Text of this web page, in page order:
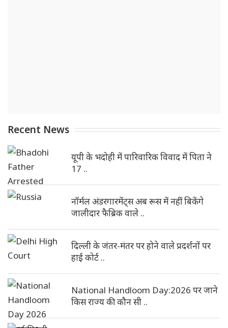
Recent News
यूपी के भदोही में पारिवारिक विवाद में पिता ने
17 ..
नॉर्मल अंडरगारमेंट्स अब रूस में नहीं बिकेंगे
जालीदार फैब्रिक वाले ..
दिल्ली के जंतर-मंतर पर होने वाले प्रदर्शनों पर
हाई कोर्ट ..
National Handloom Day:2026 पर जाने
किस राज्य की कौन सी ..